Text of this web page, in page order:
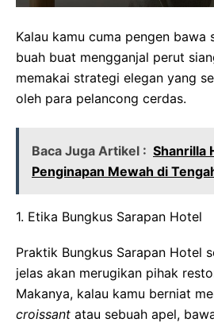
Kalau kamu cuma pengen
buah buat mengganjal perut
memakai strategi elegan yang
oleh para pelancong cerdas.
Baca Juga Artikel : Shanrilla
Penginapan Mewah di
1. Etika Bungkus Sarapan Hotel
Praktik Bungkus Sarapan Hotel
jelas akan merugikan pihak
Makanya, kalau kamu berniat
croissant atau sebuah apel,